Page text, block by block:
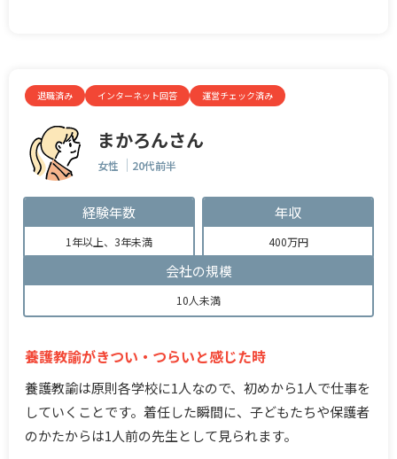
退職済み インターネット回答 運営チェック済み
まかろんさん
女性 20代前半
経験年数
1年以上、3年未満
年収
400万円
会社の規模
10人未満
養護教諭がきつい・つらいと感じた時
養護教諭は原則各学校に1人なので、初めから1人で仕事を
していくことです。着任した瞬間に、子どもたちや保護者
のかたからは1人前の先生として見られます。